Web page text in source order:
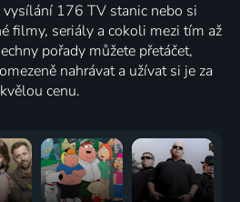
176 TV stanic nebo si
filmy, seriály a cokoli mezi tím až
pořady můžete přetáčet,
nahrávat a užívat si je za
cenu.